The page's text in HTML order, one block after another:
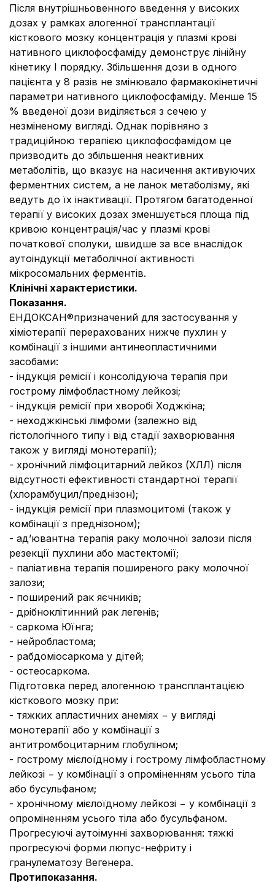
Після внутрішньовенного введення у високих
дозах у рамках алогенної трансплантації
кісткового мозку концентрація у плазмі крові
нативного циклофосфаміду демонструє лінійну
кінетику I порядку. Збільшення дози в одного
пацієнта у 8 разів не змінювало фармакокінетичні
параметри нативного циклофосфаміду. Менше 15
% введеної дози виділяється з сечею у
незміненому вигляді. Однак порівняно з
традиційною терапією циклофосфамідом це
призводить до збільшення неактивних
метаболітів, що вказує на насичення активуючих
ферментних систем, а не ланок метаболізму, які
ведуть до їх інактивації. Протягом багатоденної
терапії у високих дозах зменшується площа під
кривою концентрація/час у плазмі крові
початкової сполуки, швидше за все внаслідок
аутоіндукції метаболічної активності
мікросомальних ферментів.
Клінічні характеристики.
Показання.
ЕНДОКСАН®призначений для застосування у
хіміотерапії перерахованих нижче пухлин у
комбінації з іншими антинеопластичними
засобами:
- індукція ремісії і консолідуюча терапія при
гострому лімфобластному лейкозі;
- індукція ремісії при хворобі Ходжкіна;
- неходжкінські лімфоми (залежно від
гістологічного типу і від стадії захворювання
також у вигляді монотерапії);
- хронічний лімфоцитарний лейкоз (ХЛЛ) після
відсутності ефективності стандартної терапії
(хлорамбуцил/преднізон);
- індукція ремісії при плазмоцитомі (також у
комбінації з преднізоном);
- ад’ювантна терапія раку молочної залози після
резекції пухлини або мастектомії;
- паліативна терапія поширеного раку молочної
залози;
- поширений рак яєчників;
- дрібноклітинний рак легенів;
- саркома Юїнга;
- нейробластома;
- рабдоміосаркома у дітей;
- остеосаркома.
Підготовка перед алогенною трансплантацією
кісткового мозку при:
- тяжких апластичних анеміях − у вигляді
монотерапії або у комбінації з
антитромбоцитарним глобуліном;
- гострому мієлоїдному і гострому лімфобластному
лейкозі − у комбінації з опроміненням усього тіла
або бусульфаном;
- хронічному мієлоїдному лейкозі − у комбінації з
опроміненням усього тіла або бусульфаном.
Прогресуючі аутоімунні захворювання: тяжкі
прогресуючі форми люпус-нефриту і
гранулематозу Вегенера.
Протипоказання.